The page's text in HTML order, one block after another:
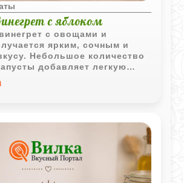
с яблоком
с овощами и
ярким, сочным и
Небольшое количество
добавляет легкую
яблоко делает салат более
детского меню.